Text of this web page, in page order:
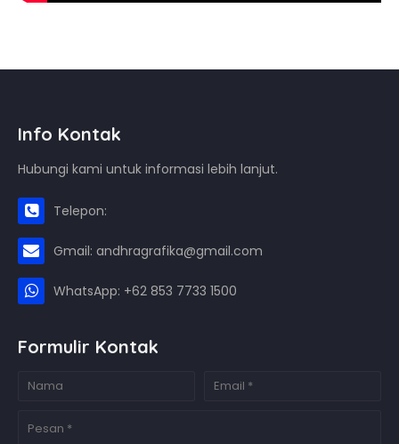
Info Kontak
Hubungi kami untuk informasi lebih lanjut.
Telepon:
Gmail: andhragrafika@gmail.com
WhatsApp: +62 853 7733 1500
Formulir Kontak